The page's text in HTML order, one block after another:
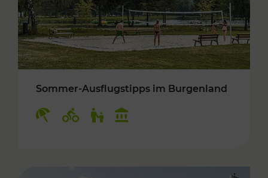
Sommer-Ausflugstipps im Burgenland